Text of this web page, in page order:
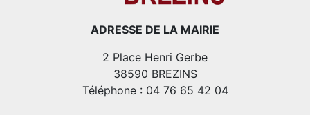
ADRESSE DE LA MAIRIE
2 Place Henri Gerbe
38590 BREZINS
Téléphone : 04 76 65 42 04